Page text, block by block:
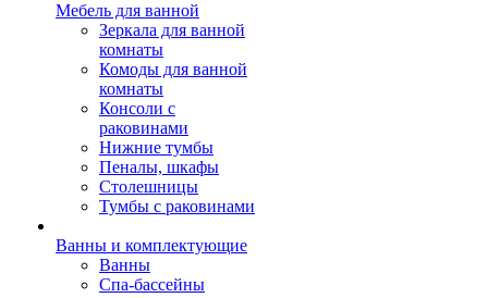
Мебель для ванной
Зеркала для ванной
комнаты
Комоды для ванной
комнаты
Консоли с
раковинами
Нижние тумбы
Пеналы, шкафы
Столешницы
Тумбы с раковинами
Ванны и комплектующие
Ванны
Спа-бассейны